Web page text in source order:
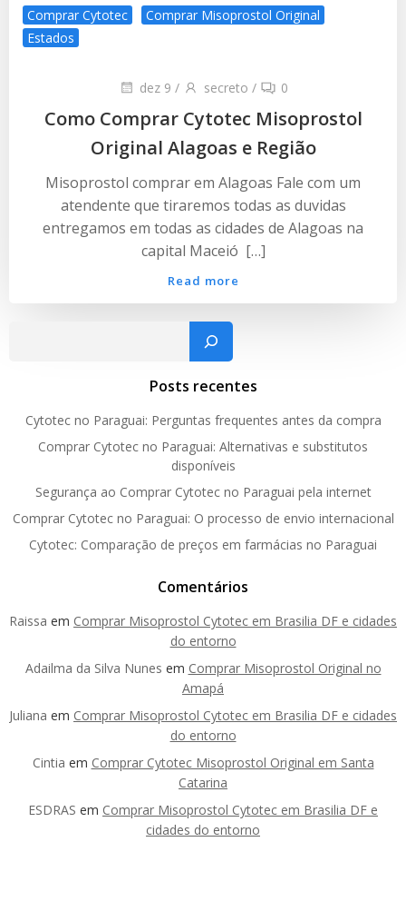
Comprar Cytotec
Comprar Misoprostol Original
Estados
dez 9 / secreto / 0
Como Comprar Cytotec Misoprostol
Original Alagoas e Região
Misoprostol comprar em Alagoas Fale com um
atendente que tiraremos todas as duvidas
entregamos em todas as cidades de Alagoas na
capital Maceió […]
Read more
Pesquisar
Posts recentes
Cytotec no Paraguai: Perguntas frequentes antes da compra
Comprar Cytotec no Paraguai: Alternativas e substitutos
disponíveis
Segurança ao Comprar Cytotec no Paraguai pela internet
Comprar Cytotec no Paraguai: O processo de envio internacional
Cytotec: Comparação de preços em farmácias no Paraguai
Comentários
Raissa em Comprar Misoprostol Cytotec em Brasilia DF e cidades
do entorno
Adailma da Silva Nunes em Comprar Misoprostol Original no
Amapá
Juliana em Comprar Misoprostol Cytotec em Brasilia DF e cidades
do entorno
Cintia em Comprar Cytotec Misoprostol Original em Santa
Catarina
ESDRAS em Comprar Misoprostol Cytotec em Brasilia DF e
cidades do entorno